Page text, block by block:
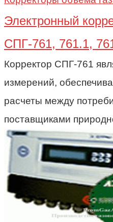
Электронный
СПГ-761, 761.1,
Корректор СПГ-761
измерений,
расчеты между
поставщиками